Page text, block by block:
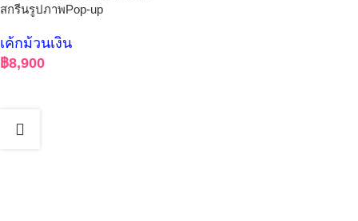
สกรีนรูปภาพPop-up
เค้กม้วนเงิน
฿8,900